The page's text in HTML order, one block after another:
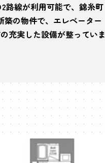
路線が利用可能で、錦糸町
築の物件で、エレベーター
充実した設備が整っていま